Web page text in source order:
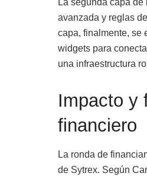
avanzada y reglas
capa, finalmente, se
widgets para
una infraestructura
Impacto y
financiero
La ronda de
de Sytrex. Según